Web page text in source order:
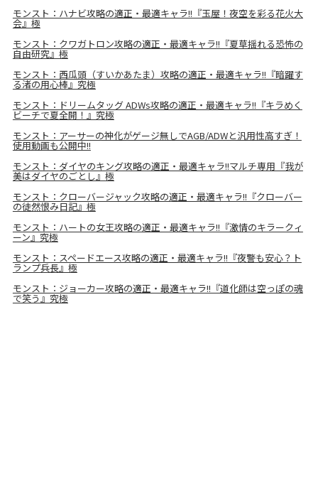
モンスト：ハナビ攻略の適正・最適キャラ!!『玉屋！夜空を彩る花火大
会』極
モンスト：クワガトロン攻略の適正・最適キャラ!!『夏草揺れる恐怖の
自由研究』極
モンスト：西瓜頭（すいかあたま）攻略の適正・最適キャラ!!『暗躍す
る渚の用心棒』究極
モンスト：ドリームタッグ ADWs攻略の適正・最適キャラ!!『キラめく
ビーチで夏全開！』究極
モンスト：アーサーの神化がゲージ無しでAGB/ADWと汎用性高すぎ！
使用動画も公開中!!
モンスト：ダイヤのキング攻略の適正・最適キャラ!!マルチ専用『我が
美はダイヤのごとし』極
モンスト：クローバージャック攻略の適正・最適キャラ!!『クローバー
の徒然恨み日記』極
モンスト：ハートの女王攻略の適正・最適キャラ!!『激情のキラークィ
ーン』究極
モンスト：スペードエース攻略の適正・最適キャラ!!『夜警も安心？ト
ランプ兵長』極
モンスト：ジョーカー攻略の適正・最適キャラ!!『道化師は空っぽの魂
で笑う』究極